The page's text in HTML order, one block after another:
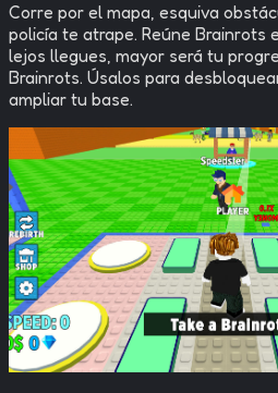
Corre por el mapa, esquiva
policía te atrape. Reúne Brainrots
lejos llegues, mayor será tu
Brainrots. Úsalos para
ampliar tu base.